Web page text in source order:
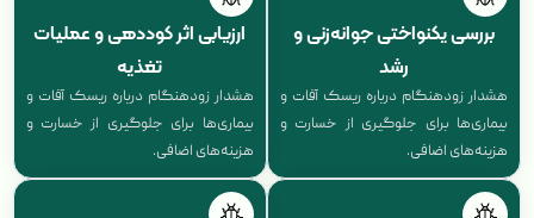
بررسی یکنواختی جوانه‌زنی و
رشد
هشدار زودهنگام درباره ریسک آفات و
بیماری‌ها برای جلوگیری از خسارت و
هزینه‌های اضافی.
ارزیابی اثر کوددهی و عملیات
تغذیه
هشدار زودهنگام درباره ریسک آفات و
بیماری‌ها برای جلوگیری از خسارت و
هزینه‌های اضافی.